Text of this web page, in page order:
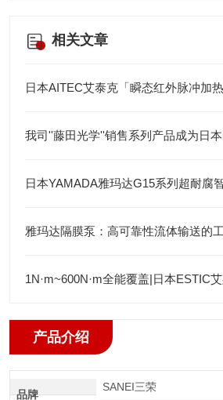
相关文章
日本AITEC艾泰克「瞬态红外脉冲加
雅玛达隔膜泵：高可靠性流体输送的
产品介绍
品牌
SANEI三荣